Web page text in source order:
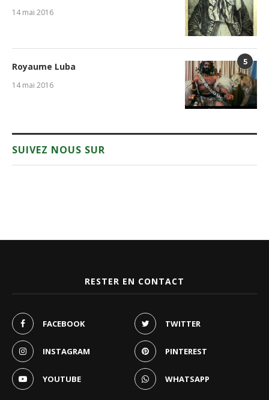
14 mai 2016
5
Royaume Luba
14 mai 2016
SUIVEZ NOUS SUR
RESTER EN CONTACT
FACEBOOK TWITTER
INSTAGRAM PINTEREST
YOUTUBE WHATSAPP